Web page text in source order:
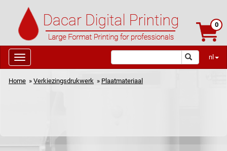
0
nl
Home » Verkiezingsdrukwerk » Plaatmateriaal